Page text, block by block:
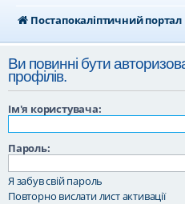
Постапокаліптичний портал
Ви повинні бути
профілів.
Ім'я користувача:
Пароль:
Я забув свій пароль
Повторно вислати лист активації